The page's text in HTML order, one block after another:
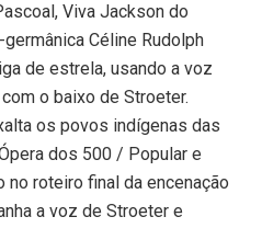
Viva Jackson do
Céline Rudolph
de estrela, usando a voz
o baixo de Stroeter.
os povos indígenas das
dos 500 / Popular e
no roteiro final da encenação
a voz de Stroeter e